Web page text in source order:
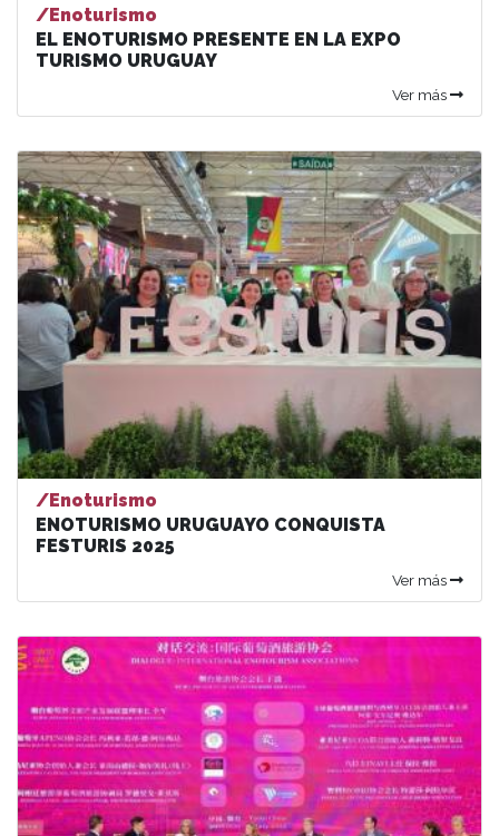
/Enoturismo
EL ENOTURISMO PRESENTE EN LA EXPO
TURISMO URUGUAY
Ver más
/Enoturismo
ENOTURISMO URUGUAYO CONQUISTA
FESTURIS 2025
Ver más